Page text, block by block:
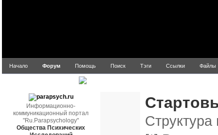
Начало Форум Помощь Поиск Тэги Ссылки Файлы
Информационно-
коммуникационный портал
"Ru.Parapsychology"
Общества Психических